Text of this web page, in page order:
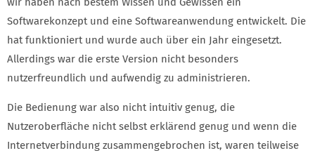
Softwarekonzept und eine Softwareanwendung entwickelt. Die
hat funktioniert und wurde auch über ein Jahr eingesetzt.
Allerdings war die erste Version nicht besonders
nutzerfreundlich und aufwendig zu administrieren.
Die Bedienung war also nicht intuitiv genug, die
Nutzeroberfläche nicht selbst erklärend genug und wenn die
Internetverbindung zusammengebrochen ist, waren teilweise